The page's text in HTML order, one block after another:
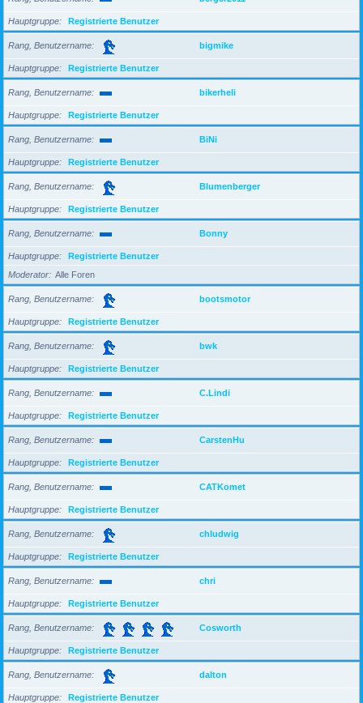
Hauptgruppe Registrierte Benutzer
Rang, Benutzername bigmike
Hauptgruppe Registrierte Benutzer
Rang, Benutzername bikerheli
Hauptgruppe Registrierte Benutzer
Rang, Benutzername BiNi
Hauptgruppe Registrierte Benutzer
Rang, Benutzername Blumenberger
Hauptgruppe Registrierte Benutzer
Rang, Benutzername Bonny
Hauptgruppe
Registrierte Benutzer
Moderator
Alle Foren
Rang, Benutzername bootsmotor
Hauptgruppe Registrierte Benutzer
Rang, Benutzername bwk
Hauptgruppe Registrierte Benutzer
Rang, Benutzername C.Lindi
Hauptgruppe Registrierte Benutzer
Rang, Benutzername CarstenHu
Hauptgruppe Registrierte Benutzer
Rang, Benutzername CATKomet
Hauptgruppe Registrierte Benutzer
Rang, Benutzername chludwig
Hauptgruppe Registrierte Benutzer
Rang, Benutzername chri
Hauptgruppe Registrierte Benutzer
Rang, Benutzername Cosworth
Hauptgruppe Registrierte Benutzer
Rang, Benutzername dalton
Hauptgruppe Registrierte Benutzer